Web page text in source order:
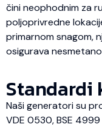
čini neophodnim za
poljoprivredne
primarnom snagom,
osigurava
Standardi
Naši generatori su
VDE 0530, BSE